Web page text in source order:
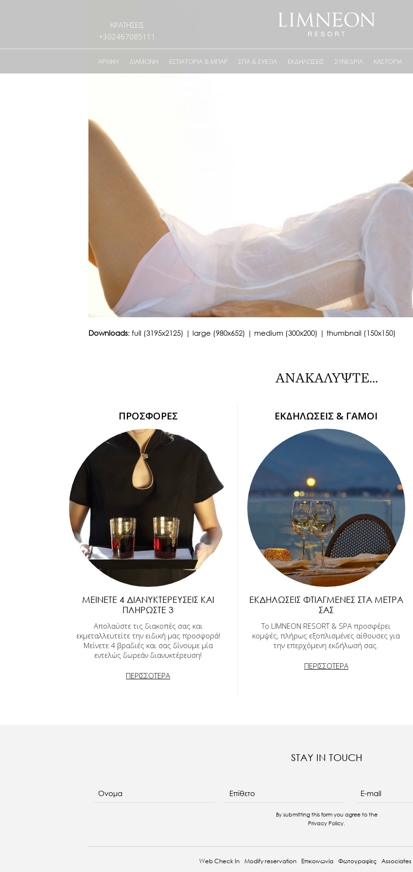
ΚΡΑΤΗΣΕΙΣ
+302467085111
ΑΡΧΙΚΉ ΔΙΑΜΟΝΉ ΕΣΤΙΑΤΌΡΙΑ & ΜΠΑΡ ΣΠΑ & ΕΥΕΞΊΑ ΕΚΔΗΛΏΣΕΙΣ ΣΥΝΈΔΡΙΑ ΚΑΣΤΟΡΙΆ
Downloads: full (3195x2125) | large (980x652) | medium (300x200) | thumbnail (150x150)
ΑΝΑΚΑΛΥΨΤΕ...
ΠΡΟΣΦΟΡΕΣ
ΜΕΊΝΕΤΕ 4 ΔΙΑΝΥΚΤΕΡΕΎΣΕΙΣ ΚΑΙ
ΠΛΗΡΏΣΤΕ 3
Απολαύστε τις διακοπές σας και
εκμεταλλευτείτε την ειδική μας προσφορά!
Μείνετε 4 βραδιές και σας δίνουμε μία
εντελώς δωρεάν διανυκτέρευση!
ΠΕΡΙΣΣΟΤΕΡΑ
ΕΚΔΗΛΩΣΕΙΣ & ΓΑΜΟΙ
ΕΚΔΗΛΏΣΕΙΣ ΦΤΙΑΓΜΈΝΕΣ ΣΤΑ ΜΈΤΡΑ
ΣΑΣ
Το LIMNEON RESORT & SPA προσφέρει
κομψές, πλήρως εξοπλισμένες αίθουσες για
την επερχόμενη εκδήλωσή σας.
ΠΕΡΙΣΣΟΤΕΡΑ
STAY IN TOUCH
By submitting this form you agree to the
Privacy Policy.
Web Check In Modify reservation Επικοινωνία Φωτογραφίες Associates